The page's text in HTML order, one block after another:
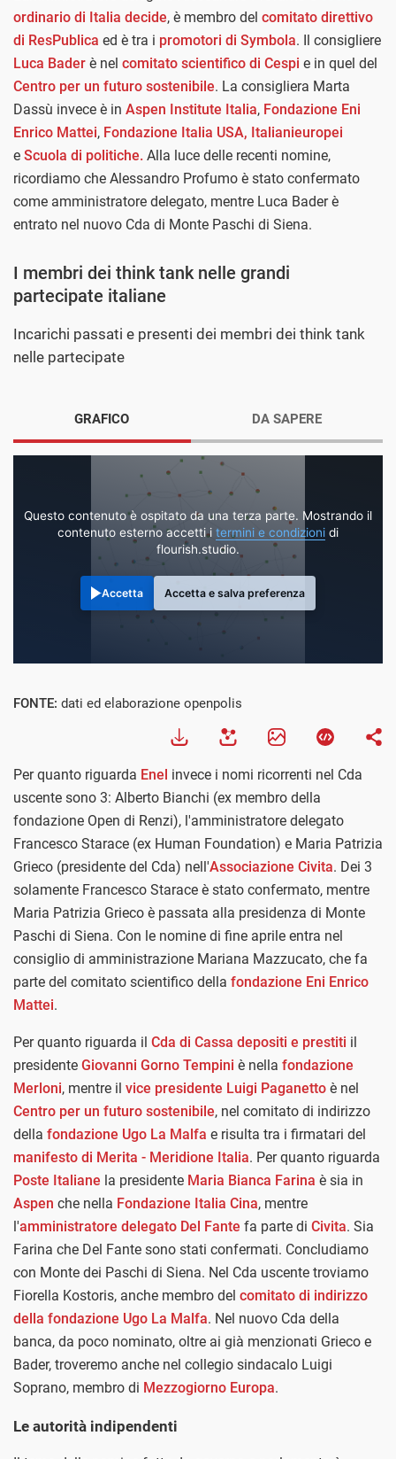
ordinario di Italia decide, è membro del comitato direttivo
di ResPublica ed è tra i promotori di Symbola. Il consigliere
Luca Bader è nel comitato scientifico di Cespi e in quel del
Centro per un futuro sostenibile. La consigliera Marta
Dassù invece è in Aspen Institute Italia, Fondazione Eni
Enrico Mattei, Fondazione Italia USA, Italianieuropei
e Scuola di politiche. Alla luce delle recenti nomine,
ricordiamo che Alessandro Profumo è stato confermato
come amministratore delegato, mentre Luca Bader è
entrato nel nuovo Cda di Monte Paschi di Siena.
I membri dei think tank nelle grandi
partecipate italiane
Incarichi passati e presenti dei membri dei think tank
nelle partecipate
GRAFICO
Questo contenuto è ospitato da una terza parte. Mostrando il
contenuto esterno accetti i termini e condizioni di
flourish.studio.
Accetta Accetta e salva preferenza
DA SAPERE
FONTE: dati ed elaborazione openpolis
Per quanto riguarda Enel invece i nomi ricorrenti nel Cda
uscente sono 3: Alberto Bianchi (ex membro della
fondazione Open di Renzi), l'amministratore delegato
Francesco Starace (ex Human Foundation) e Maria Patrizia
Grieco (presidente del Cda) nell'Associazione Civita. Dei 3
solamente Francesco Starace è stato confermato, mentre
Maria Patrizia Grieco è passata alla presidenza di Monte
Paschi di Siena. Con le nomine di fine aprile entra nel
consiglio di amministrazione Mariana Mazzucato, che fa
parte del comitato scientifico della fondazione Eni Enrico
Mattei.
Per quanto riguarda il Cda di Cassa depositi e prestiti il
presidente Giovanni Gorno Tempini è nella fondazione
Merloni, mentre il vice presidente Luigi Paganetto è nel
Centro per un futuro sostenibile, nel comitato di indirizzo
della fondazione Ugo La Malfa e risulta tra i firmatari del
manifesto di Merita - Meridione Italia. Per quanto riguarda
Poste Italiane la presidente Maria Bianca Farina è sia in
Aspen che nella Fondazione Italia Cina, mentre
l'amministratore delegato Del Fante fa parte di Civita. Sia
Farina che Del Fante sono stati confermati. Concludiamo
con Monte dei Paschi di Siena. Nel Cda uscente troviamo
Fiorella Kostoris, anche membro del comitato di indirizzo
della fondazione Ugo La Malfa. Nel nuovo Cda della
banca, da poco nominato, oltre ai già menzionati Grieco e
Bader, troveremo anche nel collegio sindacalo Luigi
Soprano, membro di Mezzogiorno Europa.
Le autorità indipendenti